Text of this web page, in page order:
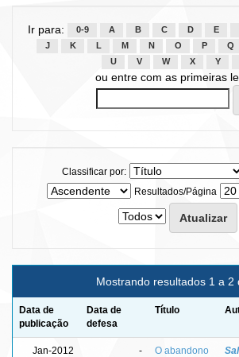
Ir para: 0-9 A B C D E
J
K L M N O P Q
U
V W X Y
ou entre com as primeiras
Classificar por:
Resultados/Página
Mostrando resultados 1 a 2
Data de
publicação
Data de
defesa
Título
Jan-2012 -
O abandono